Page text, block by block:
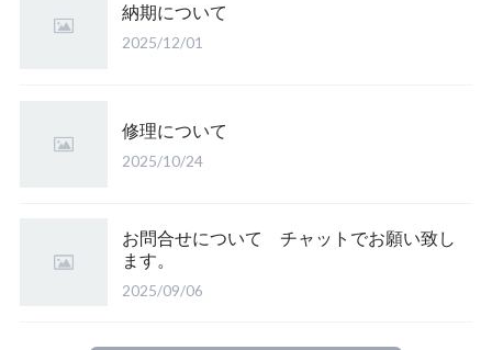
納期について
2025/12/01
修理について
2025/10/24
お問合せについて チャットでお願い致し
ます。
2025/09/06